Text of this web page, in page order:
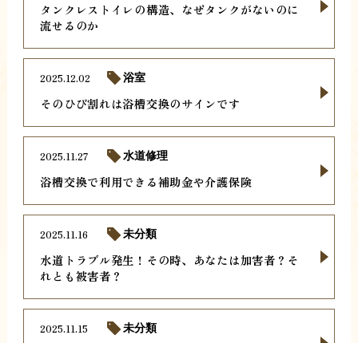
タンクレストイレの構造、なぜタンクがないのに
流せるのか
そのひび割れは浴槽交換のサインです
2025.12.02 浴室
浴槽交換で利用できる補助金や介護保険
2025.11.27 水道修理
水道トラブル発生！その時、あなたは加害者？そ
れとも被害者？
2025.11.16 未分類
2025.11.15 未分類